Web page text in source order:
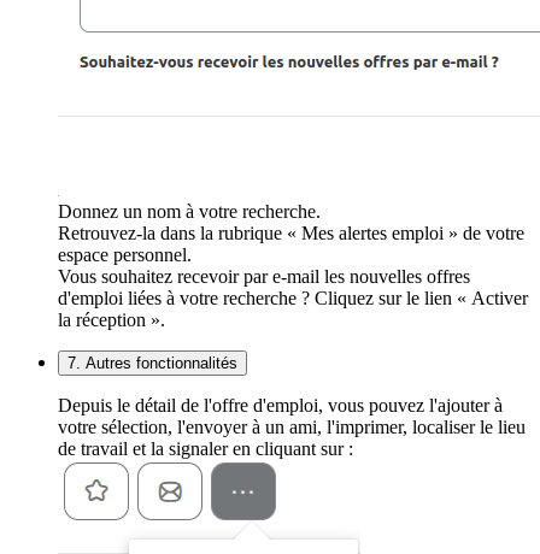
Donnez un nom à votre recherche.
Retrouvez-la dans la rubrique « Mes alertes emploi » de votre
espace personnel.
Vous souhaitez recevoir par e-mail les nouvelles offres
d'emploi liées à votre recherche ? Cliquez sur le lien « Activer
la réception ».
7. Autres fonctionnalités
Depuis le détail de l'offre d'emploi, vous pouvez l'ajouter à
votre sélection, l'envoyer à un ami, l'imprimer, localiser le lieu
de travail et la signaler en cliquant sur :